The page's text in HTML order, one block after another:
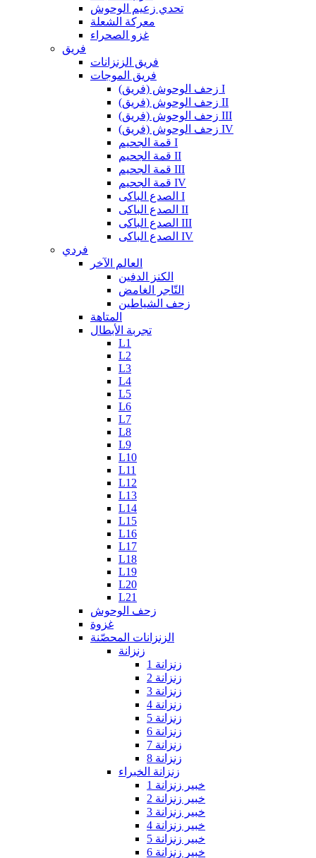
تحدي زعيم الوحوش
معركة الشعلة
غزو الصحراء
فريق
فريق الزنزانات
فريق الموجات
زحف الوحوش (فريق) I
زحف الوحوش (فريق) II
زحف الوحوش (فريق) III
زحف الوحوش (فريق) IV
قمة الجحيم I
قمة الجحيم II
قمة الجحيم III
قمة الجحيم IV
الصدع الباكى I
الصدع الباكى II
الصدع الباكى III
الصدع الباكى IV
فردي
العالم الآخر
الكنز الدفين
التّاجر الغامض
زحف الشياطين
المتاهة
تجربة الأبطال
L1
L2
L3
L4
L5
L6
L7
L8
L9
L10
L11
L12
L13
L14
L15
L16
L17
L18
L19
L20
L21
زحف الوحوش
غزوة
الزنزانات المحصّنة
زنزانة
زنزانة 1
زنزانة 2
زنزانة 3
زنزانة 4
زنزانة 5
زنزانة 6
زنزانة 7
زنزانة 8
زنزانة الخبراء
خبير زنزانة 1
خبير زنزانة 2
خبير زنزانة 3
خبير زنزانة 4
خبير زنزانة 5
خبير زنزانة 6